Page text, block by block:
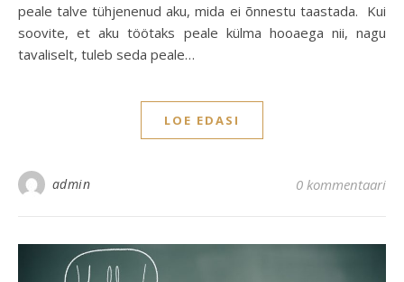
peale talve tühjenenud aku, mida ei õnnestu taastada. Kui
soovite, et aku töötaks peale külma hooaega nii, nagu
tavaliselt, tuleb seda peale…
LOE EDASI
admin 0 kommentaari